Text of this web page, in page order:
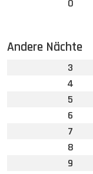
0
Andere Nächte
3
4
5
6
7
8
9